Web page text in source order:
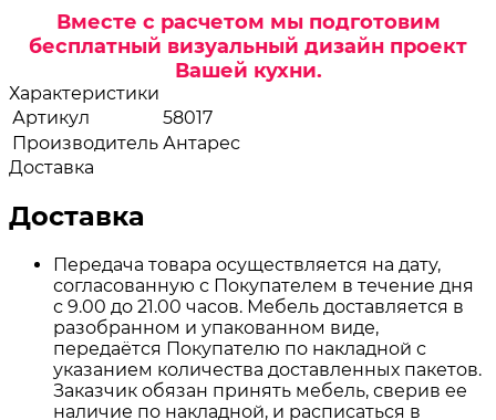
Вместе с расчетом мы подготовим
бесплатный визуальный дизайн проект
Вашей кухни.
Характеристики
Артикул
58017
Производитель Антарес
Доставка
Доставка
Передача товара осуществляется на дату,
согласованную с Покупателем в течение дня
с 9.00 до 21.00 часов. Мебель доставляется в
разобранном и упакованном виде,
передаётся Покупателю по накладной с
указанием количества доставленных пакетов.
Заказчик обязан принять мебель, сверив ее
наличие по накладной, и расписаться в